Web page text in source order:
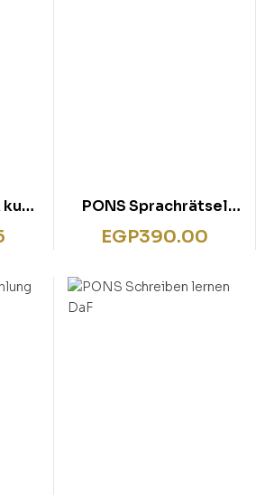
PONS Sprachrätsel
Englisch
EGP390.00